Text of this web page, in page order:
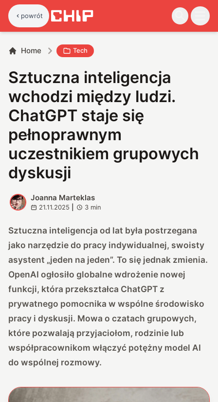
powrót
Home Tech
Sztuczna inteligencja
wchodzi między ludzi.
ChatGPT staje się
pełnoprawnym
uczestnikiem grupowych
dyskusji
J
Joanna Marteklas
21.11.2025 3 min
Sztuczna inteligencja od lat była postrzegana
jako narzędzie do pracy indywidualnej, swoisty
asystent „jeden na jeden”. To się jednak zmienia.
OpenAI ogłosiło globalne wdrożenie nowej
funkcji, która przekształca ChatGPT z
prywatnego pomocnika w wspólne środowisko
pracy i dyskusji. Mowa o czatach grupowych,
które pozwalają przyjaciołom, rodzinie lub
współpracownikom włączyć potężny model AI
do wspólnej rozmowy.